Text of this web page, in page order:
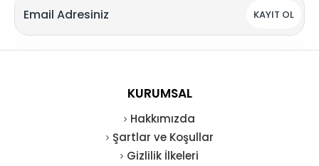
KAYIT OL
KURUMSAL
Hakkımızda
Şartlar ve Koşullar
Gizlilik İlkeleri